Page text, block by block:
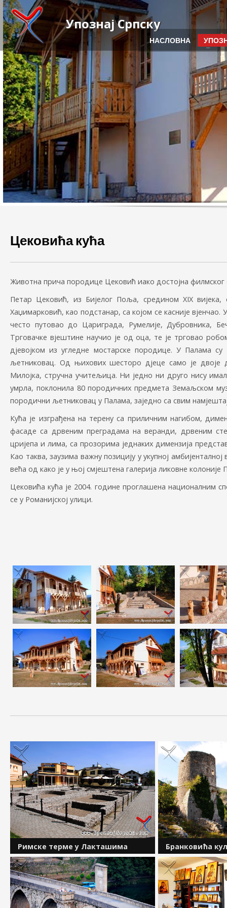
Упознај Српску
НАСЛОВНА
Цековића кућа
Животна прича породице Цековић иако достојна филмског
Петар Цековић, из Бијелог Поља, средином XIX
Хаџимарковић, као подстанар, са којом се касније
често путовао до Цариграда, Румелије, Дубровника,
Трговачке вјештине научио је од оца, те је трговао
дјевојком из угледне мостарске породице. У Палама
љетниковац. Од њихових шесторо дјеце само је двоје
Милојка, стручна учитељица. Ни једно ни друго нису
умрла, поклонила 80 породичних предмета Земаљском
породични љетниковац у Палама, заједно са свим
Кућа је изграђена на терену са приличним нагибом,
фасаде са дрвеним преградама на веранди, дрвеним
цријепа и лима, са прозорима једнаких димензија
Као таква, заузима важну позицију у укупној
већа од како је у њој смјештена галерија ликовне колоније
Цековића кућа је 2004. године проглашена националним
се у Романијској улици.
Римске терме у Лакташима
Остаци Римског купатила (Balneum)
налазе се на локалитету Зидине
&ndash; Јелића Гај, у самом средишту
Лакташа. Остатке купатила открили
Бранковића
Средњовјековна
налази се у
брду Црквина
Претпоставља се